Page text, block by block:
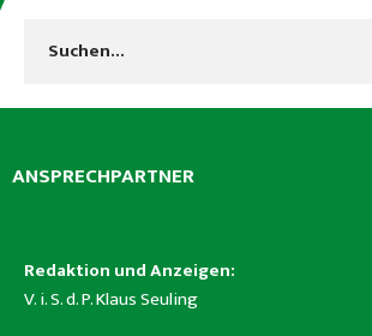
ANSPRECHPARTNER
Redaktion und Anzeigen:
V. i. S. d. P. Klaus Seuling